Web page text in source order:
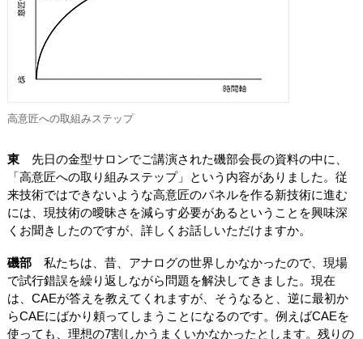
高意匠への取組みステップ
東先日の金型サロンでご講演された磯部会長の資料の中に、
「高意匠への取り組みステップ」という内容がありました。従
来技術ではできないような高意匠のパネルを作る新技術に進む
には、現技術の曖昧さを減らす必要があるということを興味深
くお聞きしたのですが、詳しくお話しいただけますか。
磯部私たちは、昔、アナログの世界しかなかったので、現場
で試行錯誤を繰り返しながら問題を解決してきました。現在
は、CAEが答えを教えてくれますが、そうなると、逆に最初か
らCAEにばかり頼ってしまうことになるのです。例えばCAEを
使っても、理想の7割しかうまくいかなかったとします。残りの